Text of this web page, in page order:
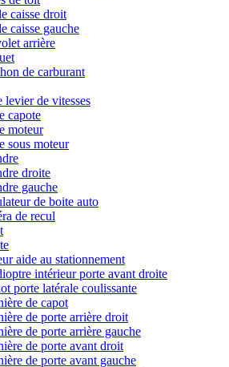
caisse droit
caisse gauche
arrière
de carburant
levier de vitesses
capote
moteur
sous moteur
droite
gauche
de boite auto
de recul
aide au stationnement
intérieur porte avant droite
porte latérale coulissante
de capot
de porte arrière droit
de porte arrière gauche
de porte avant droit
de porte avant gauche